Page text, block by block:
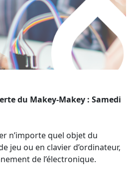
du Makey-Makey : Samedi
n’importe quel objet du
jeu ou en clavier d’ordinateur,
de l’électronique.